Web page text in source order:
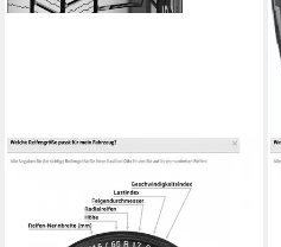
CONTINENTAL
CONTINENTAL
Ganzjahresreifen